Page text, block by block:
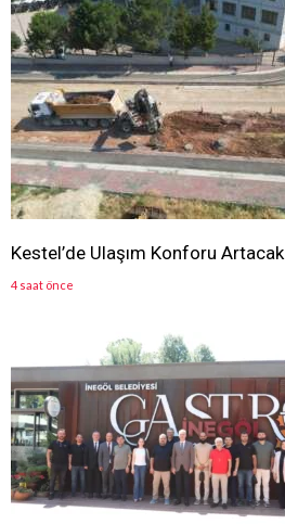
Kestel’de Ulaşım Konforu Artacak
4 saat önce